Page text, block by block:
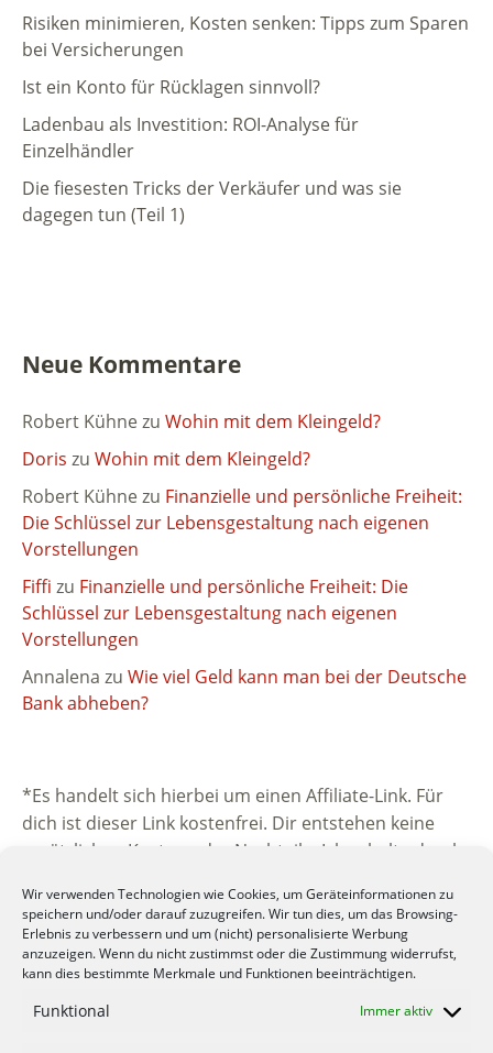
Wir verwenden Technologien wie Cookies, um Geräteinformationen zu
speichern und/oder darauf zuzugreifen. Wir tun dies, um das Browsing-
Erlebnis zu verbessern und um (nicht) personalisierte Werbung
anzuzeigen. Wenn du nicht zustimmst oder die Zustimmung widerrufst,
kann dies bestimmte Merkmale und Funktionen beeinträchtigen.
Funktional Immer aktiv
Risiken minimieren, Kosten senken: Tipps zum Sparen
bei Versicherungen
Ist ein Konto für Rücklagen sinnvoll?
Ladenbau als Investition: ROI-Analyse für
Einzelhändler
Die fiesesten Tricks der Verkäufer und was sie
dagegen tun (Teil 1)
Neue Kommentare
Robert Kühnezu Wohin mit dem Kleingeld?
Doris zu Wohin mit dem Kleingeld?
Robert Kühnezu Finanzielle und persönliche Freiheit:
Die Schlüssel zur Lebensgestaltung nach eigenen
Vorstellungen
Fiffi zu Finanzielle und persönliche Freiheit: Die
Schlüssel zur Lebensgestaltung nach eigenen
Vorstellungen
Annalena zu Wie viel Geld kann man bei der Deutsche
Bank abheben?
*Es handelt sich hierbei um einen Affiliate-Link. Für
dich ist dieser Link kostenfrei. Dir entstehen keine
zusätzlichen Kosten oder Nachteile. Ich erhalte durch
beworbenen Unternehmen. Vielen Dank für deine
Unterstützung.